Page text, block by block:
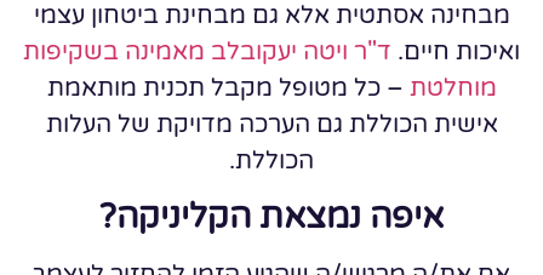
מבחינה אסתטית אלא גם מבחינת ביטחון עצמי
ואיכות חיים. ד"ר ויטה יעקובלב מאמינה בשקיפות
מוחלטת – כל מטופל מקבל תכנית מותאמת
אישית הכוללת גם הערכה מדויקת של העלות
הכוללת.
איפה נמצאת הקליניקה?